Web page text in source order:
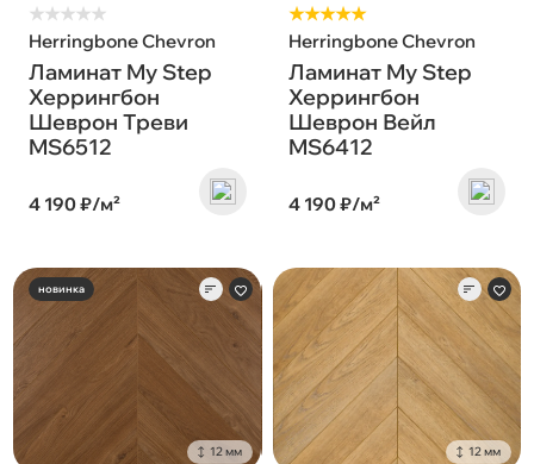
★★★★★
Herringbone Chevron
Ламинат My Step
Херрингбон
Шеврон Треви
MS6512
4 190 ₽/м²
★★★★★
Herringbone Chevron
Ламинат My Step
Херрингбон
Шеврон Вейл
MS6412
4 190 ₽/м²
новинка
12 мм 12 мм